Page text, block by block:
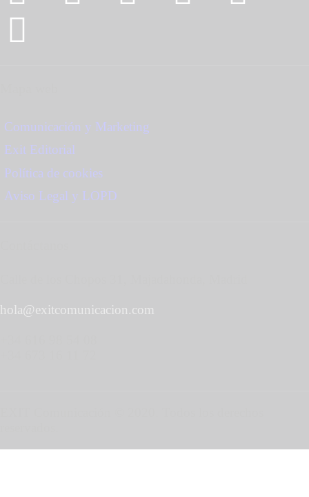
Comunicación y Marketing
Exit Editorial
Política de cookies
Aviso Legal y LOPD
hola@exitcomunicacion.com